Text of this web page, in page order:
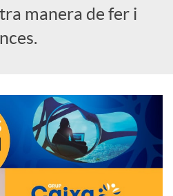
manera de fer i